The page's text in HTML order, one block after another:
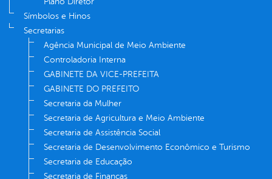
Símbolos e Hinos
Secretarias
Agência Municipal de Meio Ambiente
Controladoria Interna
GABINETE DA VICE-PREFEITA
GABINETE DO PREFEITO
Secretaria da Mulher
Secretaria de Agricultura e Meio Ambiente
Secretaria de Assistência Social
Secretaria de Desenvolvimento Econômico e Turismo
Secretaria de Educação
Secretaria de Finanças